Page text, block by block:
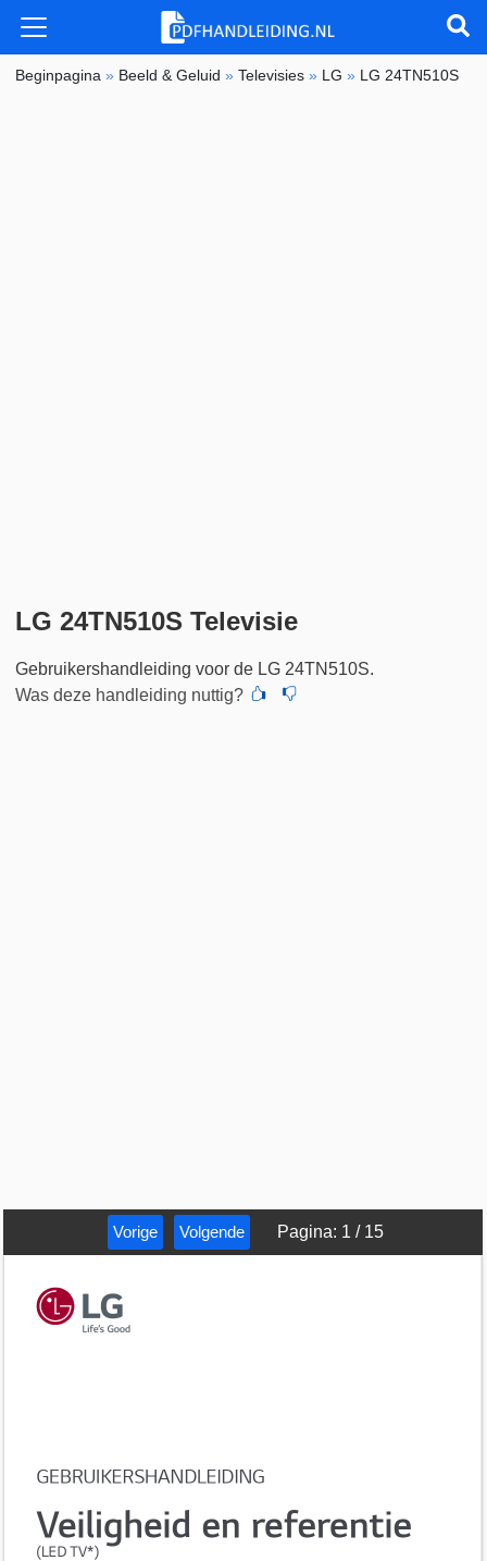
Beginpagina » Beeld & Geluid »Televisies » LG » LG 24TN510S
LG 24TN510S Televisie
Gebruikershandleiding voor de LG 24TN510S.
Was deze handleiding nuttig?
Vorige Volgende Pagina: 1 / 15